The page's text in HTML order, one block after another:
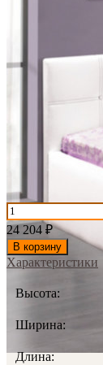
24 204 ₽
В корзину
Характеристики
Высота:
Ширина:
Длина: